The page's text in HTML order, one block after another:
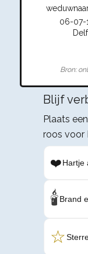
06-07-
Bron:
Blijf
Plaats
roos voor
❤️Hartje
🕯️Brand
☆